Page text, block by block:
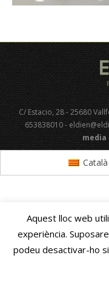
C/ Estacio, 28 - 25680
653838010 -
media
Aquest lloc web
experiència.
podeu desactivar-ho
Català